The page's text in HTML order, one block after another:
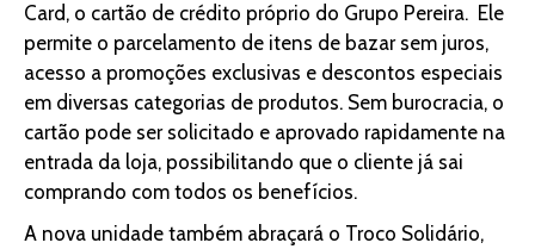
Card, o cartão de crédito próprio do Grupo Pereira. Ele
permite o parcelamento de itens de bazar sem juros,
acesso a promoções exclusivas e descontos especiais
em diversas categorias de produtos. Sem burocracia, o
cartão pode ser solicitado e aprovado rapidamente na
entrada da loja, possibilitando que o cliente já sai
comprando com todos os benefícios.
A nova unidade também abraçará o Troco Solidário,